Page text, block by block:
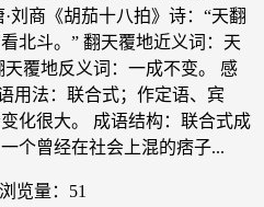
刘商《胡茄十八拍》诗：“天翻
北斗。” 翻天覆地近义词：天
覆地反义词：一成不变。 感
用法：联合式；作定语、宾
化很大。 成语结构：联合式成
个曾经在社会上混的痞子...
浏览量：51